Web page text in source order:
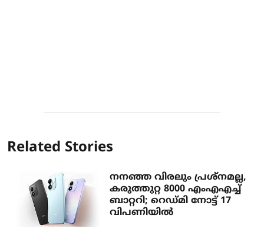
Related Stories
നനഞ്ഞ വിരലും പ്രശ്‌നമല്ല,
കരുത്തുറ്റ 8000 എംഎഎച്ച്
ബാറ്ററി; റെഡ്മി നോട്ട് 17
വിപണിയില്‍